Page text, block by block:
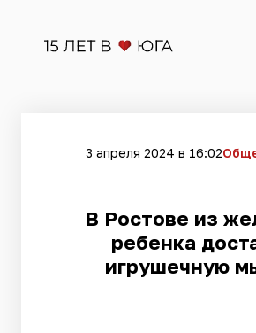
3 апреля 2024 в 16:02
​В Ростове из
ребенка
игрушечную